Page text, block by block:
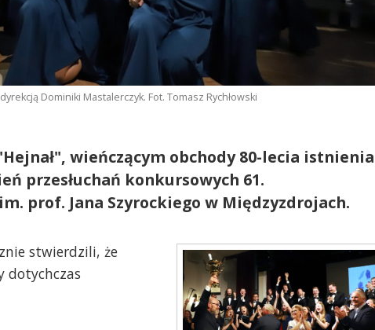
Dominiki Mastalerczyk. Fot. Tomasz Rychłowski
wieńczącym obchody 80-lecia istnienia
przesłuchań konkursowych 61.
prof. Jana Szyrockiego w Międzyzdrojach.
stwierdzili, że
dotychczas